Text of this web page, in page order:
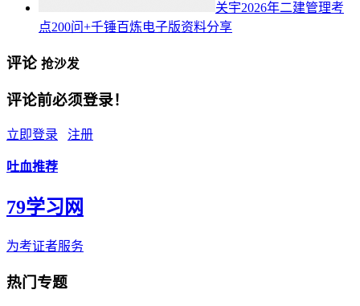
关宇2026年二建管理考
点200问+千锤百炼电子版资料分享
评论 抢沙发
评论前必须登录！
立即登录 注册
吐血推荐
79学习网
为考证者服务
热门专题